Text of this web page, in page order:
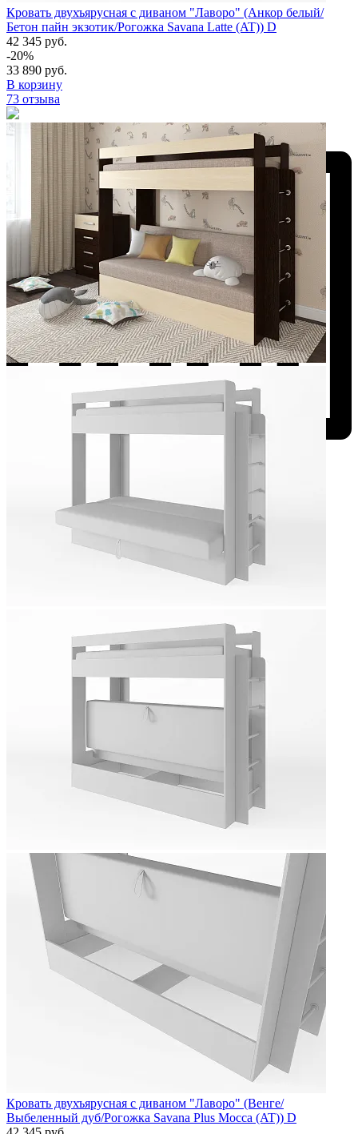
Кровать двухъярусная с диваном "Лаворо" (Анкор белый/
Бетон пайн экзотик/Рогожка Savana Latte (AT)) D
42 345 руб.
-20%
33 890 руб.
В корзину
73 отзыва
Кровать двухъярусная с диваном "Лаворо" (Венге/
Выбеленный дуб/Рогожка Savana Plus Mocca (AT)) D